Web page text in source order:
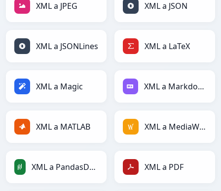
XML a JPEG XML a JSON
XML a JSONLines XML a LaTeX
XML a Magic XML a Markdown
XML a MATLAB XML a MediaWiki
XML a PandasDataFrame XML a PDF